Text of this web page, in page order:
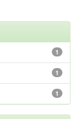
1
1
1